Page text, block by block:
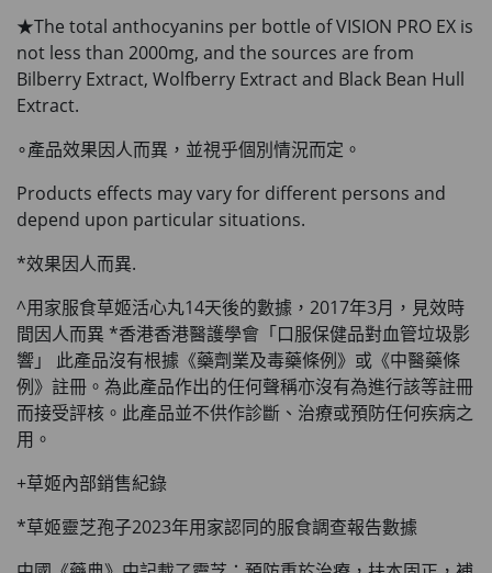
★The total anthocyanins per bottle of VISION PRO EX is
not less than 2000mg, and the sources are from
Bilberry Extract, Wolfberry Extract and Black Bean Hull
Extract.
∘產品效果因人而異，並視乎個別情況而定。
Products effects may vary for different persons and
depend upon particular situations.
*效果因人而異.
^用家服食草姬活心丸14天後的數據，2017年3月，見效時
間因人而異 *香港香港醫護學會「口服保健品對血管垃圾影
響」 此產品沒有根據《藥劑業及毒藥條例》或《中醫藥條
例》註冊。為此產品作出的任何聲稱亦沒有為進行該等註冊
而接受評核。此產品並不供作診斷、治療或預防任何疾病之
用。
+草姬內部銷售紀錄
*草姬靈芝孢子2023年用家認同的服食調查報告數據